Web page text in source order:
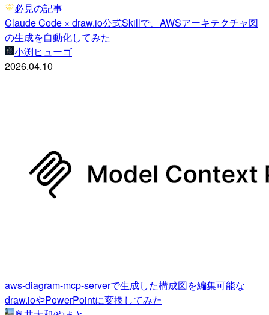
必見の記事
Claude Code × draw.io公式Skillで、AWSアーキテクチャ図
の生成を自動化してみた
小渕ヒューゴ
2026.04.10
aws-diagram-mcp-serverで生成した構成図を編集可能な
draw.ioやPowerPointに変換してみた